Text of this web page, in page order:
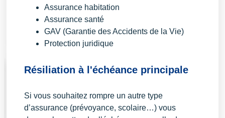
Assurance habitation
Assurance santé
GAV (Garantie des Accidents de la Vie)
Protection juridique
Résiliation à l'échéance principale
Si vous souhaitez rompre un autre type
d’assurance (prévoyance, scolaire…) vous